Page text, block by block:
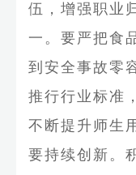
伍，增强职业
一。要严把食
到安全事故零
推行行业标准
不断提升师生
要持续创新。